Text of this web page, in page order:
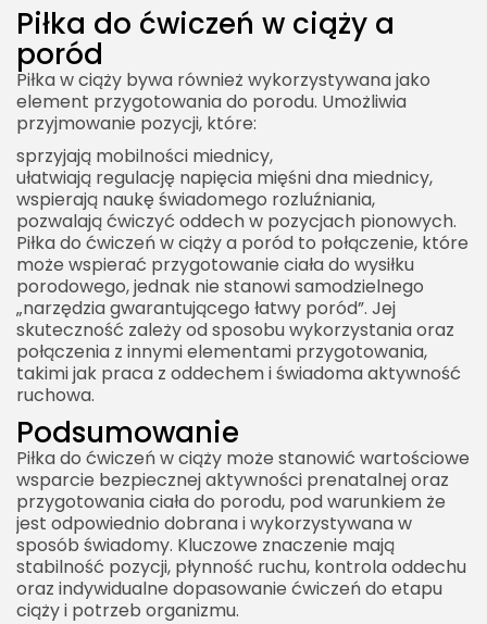
Piłka do ćwiczeń w ciąży a
poród
Piłka w ciąży bywa również wykorzystywana jako
element przygotowania do porodu. Umożliwia
przyjmowanie pozycji, które:
sprzyjają mobilności miednicy,
ułatwiają regulację napięcia mięśni dna miednicy,
wspierają naukę świadomego rozluźniania,
pozwalają ćwiczyć oddech w pozycjach pionowych.
Piłka do ćwiczeń w ciąży a poród to połączenie, które
może wspierać przygotowanie ciała do wysiłku
porodowego, jednak nie stanowi samodzielnego
„narzędzia gwarantującego łatwy poród”. Jej
skuteczność zależy od sposobu wykorzystania oraz
połączenia z innymi elementami przygotowania,
takimi jak praca z oddechem i świadoma aktywność
ruchowa.
Podsumowanie
Piłka do ćwiczeń w ciąży może stanowić wartościowe
wsparcie bezpiecznej aktywności prenatalnej oraz
przygotowania ciała do porodu, pod warunkiem że
jest odpowiednio dobrana i wykorzystywana w
sposób świadomy. Kluczowe znaczenie mają
stabilność pozycji, płynność ruchu, kontrola oddechu
oraz indywidualne dopasowanie ćwiczeń do etapu
ciąży i potrzeb organizmu.